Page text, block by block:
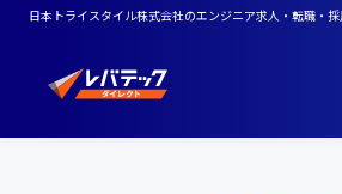
日本トライスタイル株式会社のエンジニア求人・転職・